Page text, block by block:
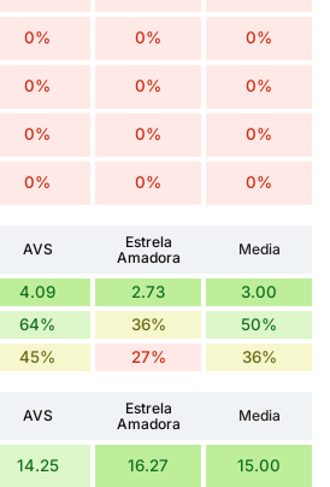
0% 0% 0%
0% 0% 0%
0% 0% 0%
0% 0% 0%
AVS
Estrela
Amadora
Media
4.09 2.73 3.00
64% 36% 50%
45% 27% 36%
AVS
Estrela
Amadora
Media
14.25 16.27 15.00